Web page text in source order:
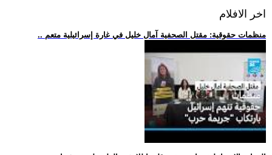
اخر الافلام
.. منظمات حقوقية: مقتل الصحفية آمال خليل في غارة إسرائيلية متعم